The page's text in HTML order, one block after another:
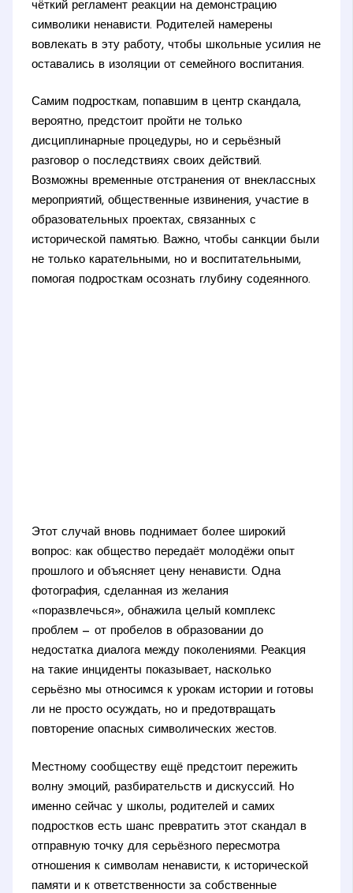
чёткий регламент реакции на демонстрацию
символики ненависти. Родителей намерены
вовлекать в эту работу, чтобы школьные усилия не
оставались в изоляции от семейного воспитания.
Самим подросткам, попавшим в центр скандала,
вероятно, предстоит пройти не только
дисциплинарные процедуры, но и серьёзный
разговор о последствиях своих действий.
Возможны временные отстранения от внеклассных
мероприятий, общественные извинения, участие в
образовательных проектах, связанных с
исторической памятью. Важно, чтобы санкции были
не только карательными, но и воспитательными,
помогая подросткам осознать глубину содеянного.
Этот случай вновь поднимает более широкий
вопрос: как общество передаёт молодёжи опыт
прошлого и объясняет цену ненависти. Одна
фотография, сделанная из желания
«поразвлечься», обнажила целый комплекс
проблем — от пробелов в образовании до
недостатка диалога между поколениями. Реакция
на такие инциденты показывает, насколько
серьёзно мы относимся к урокам истории и готовы
ли не просто осуждать, но и предотвращать
повторение опасных символических жестов.
Местному сообществу ещё предстоит пережить
волну эмоций, разбирательств и дискуссий. Но
именно сейчас у школы, родителей и самих
подростков есть шанс превратить этот скандал в
отправную точку для серьёзного пересмотра
отношения к символам ненависти, к исторической
памяти и к ответственности за собственные